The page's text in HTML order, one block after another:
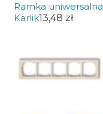
Ramka
Karlik13,48 zł